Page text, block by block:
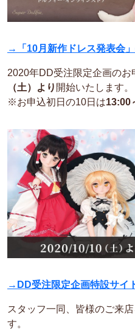
→「10月新作ドレス発表会
2020年DD受注限定企画のお
（土）より 開始いたします。
※お申込初日の10日は13:00
→DD受注限定企画特設サイ
スタッフ一同、皆様のご来
す。